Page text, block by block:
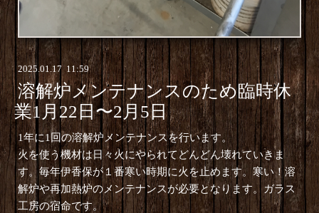
2025.01.17 11:59
溶解炉メンテナンスのため臨時休
業1月22日〜2月5日
1年に1回の溶解炉メンテナンスを行います。
火を使う機材は日々火にやられてどんどん壊れていきま
す。毎年伊香保が１番寒い時期に火を止めます。寒い！溶
解炉や再加熱炉のメンテナンスが必要となります。ガラス
工房の宿命です。